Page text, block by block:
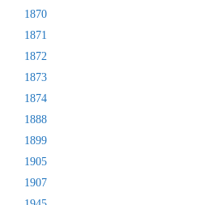
1870
1871
1872
1873
1874
1888
1899
1905
1907